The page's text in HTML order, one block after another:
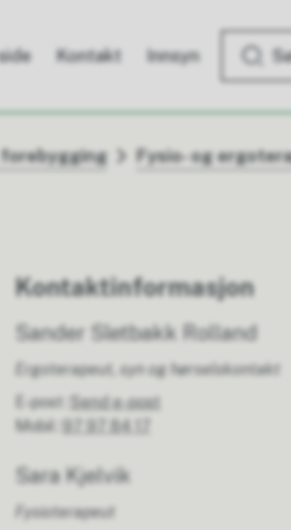
Kontakt Innsyn
forebygging
Fysio- og
Kontaktinformasjon
Sander Sletbakk Rolland
Ergoterapeut, syn og hørselskontakt
E-post
Send e-post
Mobil
97 97 84 17
Sara Kjelvik
Fysioterapeut